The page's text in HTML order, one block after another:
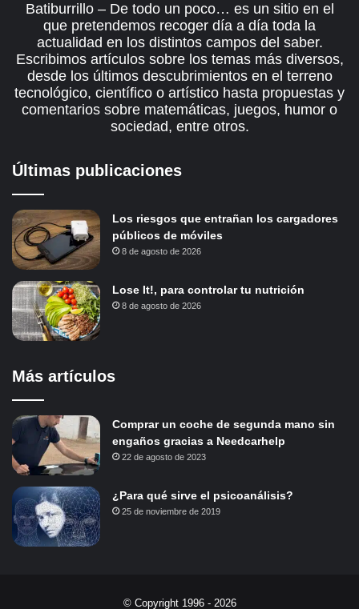
Batiburrillo – De todo un poco… es un sitio en el
que pretendemos recoger día a día toda la
actualidad en los distintos campos del saber.
Escribimos artículos sobre los temas más diversos,
desde los últimos descubrimientos en el terreno
tecnológico, científico o artístico hasta propuestas y
comentarios sobre matemáticas, juegos, humor o
sociedad, entre otros.
Últimas publicaciones
Los riesgos que entrañan los cargadores
públicos de móviles
8 de agosto de 2026
Lose It!, para controlar tu nutrición
8 de agosto de 2026
Más artículos
Comprar un coche de segunda mano sin
engaños gracias a Needcarhelp
22 de agosto de 2023
¿Para qué sirve el psicoanálisis?
25 de noviembre de 2019
© Copyright 1996 - 2026